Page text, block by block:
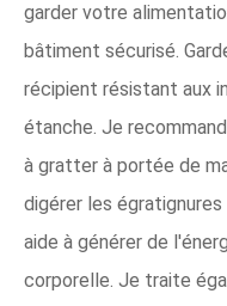
garder votre
bâtiment sécurisé.
récipient résistant aux
étanche. Je
à gratter à portée de
digérer les
aide à générer de
corporelle. Je traite